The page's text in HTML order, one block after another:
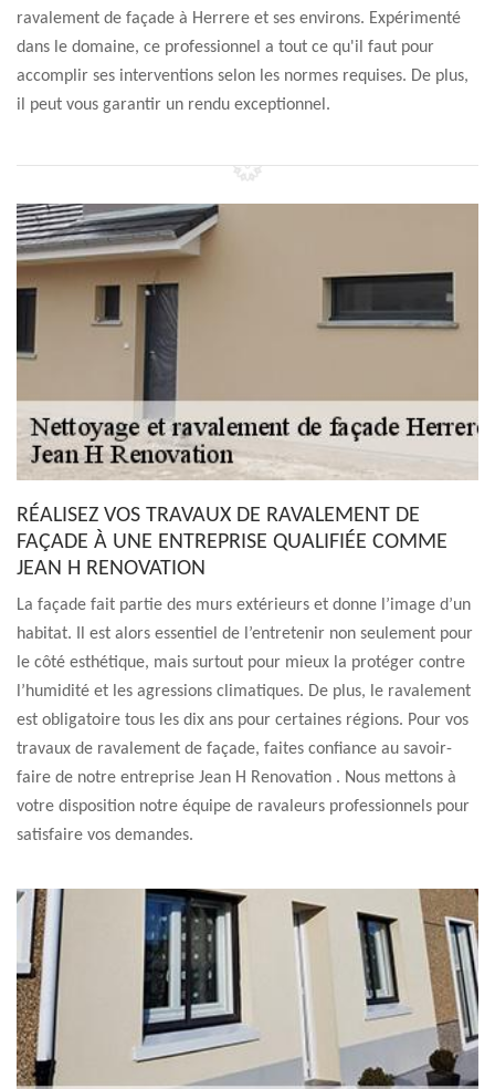
ravalement de façade à Herrere et ses environs. Expérimenté
dans le domaine, ce professionnel a tout ce qu'il faut pour
accomplir ses interventions selon les normes requises. De plus,
il peut vous garantir un rendu exceptionnel.
RÉALISEZ VOS TRAVAUX DE RAVALEMENT DE
FAÇADE À UNE ENTREPRISE QUALIFIÉE COMME
JEAN H RENOVATION
La façade fait partie des murs extérieurs et donne l’image d’un
habitat. Il est alors essentiel de l’entretenir non seulement pour
le côté esthétique, mais surtout pour mieux la protéger contre
l’humidité et les agressions climatiques. De plus, le ravalement
est obligatoire tous les dix ans pour certaines régions. Pour vos
travaux de ravalement de façade, faites confiance au savoir-
faire de notre entreprise Jean H Renovation . Nous mettons à
votre disposition notre équipe de ravaleurs professionnels pour
satisfaire vos demandes.